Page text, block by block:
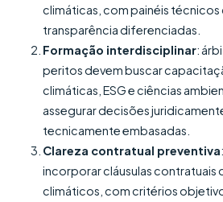
climáticas, com painéis técnicos
transparência diferenciadas.
Formação interdisciplinar:
peritos devem buscar
climáticas, ESG e ciências
assegurar decisões
tecnicamente embasadas.
Clareza contratual preventiva
incorporar cláusulas contratuais
climáticos, com critérios